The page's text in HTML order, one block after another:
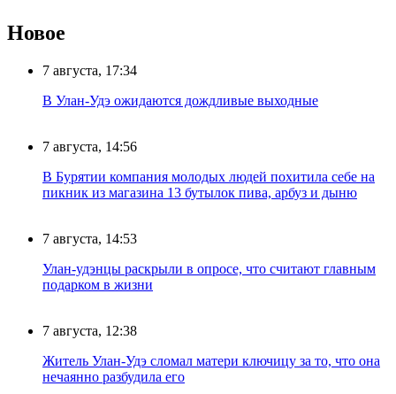
Новое
7 августа, 17:34
В Улан-Удэ ожидаются дождливые выходные
7 августа, 14:56
В Бурятии компания молодых людей похитила себе на
пикник из магазина 13 бутылок пива, арбуз и дыню
7 августа, 14:53
Улан-удэнцы раскрыли в опросе, что считают главным
подарком в жизни
7 августа, 12:38
Житель Улан-Удэ сломал матери ключицу за то, что она
нечаянно разбудила его